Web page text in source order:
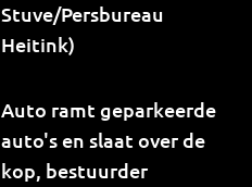
Stuve/Persbureau
Heitink)
Auto ramt geparkeerde
auto's en slaat over de
kop, bestuurder